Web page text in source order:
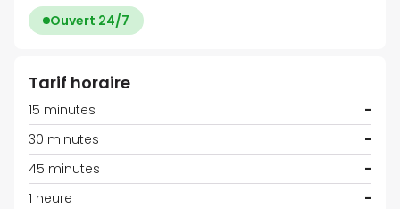
Ouvert 24/7
Tarif horaire
15 minutes
-
30 minutes
-
45 minutes
-
1 heure
-